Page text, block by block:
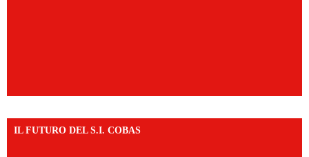
IL FUTURO DEL S.I. COBAS